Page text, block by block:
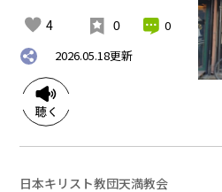
4 0
0
2026.05.18更新
日本キリスト教団天満教会